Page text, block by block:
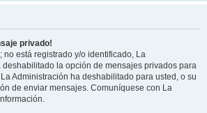
privado!
no está registrado y/o identificado, La
la opción de mensajes privados para
Administración ha deshabilitado para usted, o su
de enviar mensajes. Comuníquese con La